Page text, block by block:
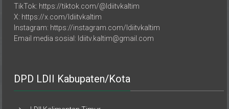
X: https://x.com/ldiitvkaltim
Instagram: https://instagram.com/ldiitvkaltim
Email media sosial: ldiitv.kaltim@gmail.com